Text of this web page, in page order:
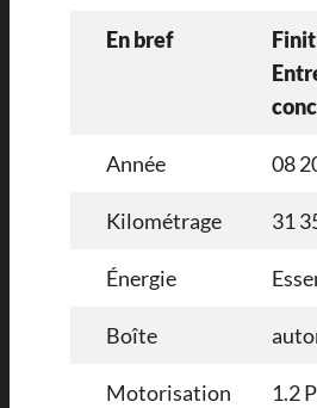
En bref
Année 08
Kilométrage 31
Énergie
Boîte
Motorisation 1.2